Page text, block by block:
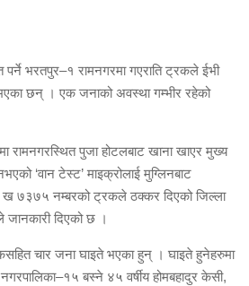
भरतपुर–१ रामनगरमा गएराति ट्रकले ईभी
छन् । एक जनाको अवस्था गम्भीर रहेको
रामनगरस्थित पुजा होटलबाट खाना खाएर मुख्य
‘वान टेस्ट’ माइक्रोलाई मुग्लिनबाट
ख ७३७५ नम्बरको ट्रकले ठक्कर दिएको जिल्ला
जानकारी दिएको छ ।
चार जना घाइते भएका हुन् । घाइते हुनेहरुमा
बस्ने ४५ वर्षीय होमबहादुर केसी,